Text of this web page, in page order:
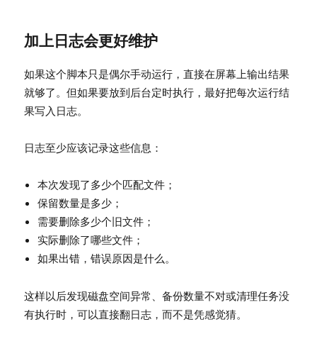
加上日志会更好维护
如果这个脚本只是偶尔手动运行，直接在屏幕上输出结果
就够了。但如果要放到后台定时执行，最好把每次运行结
果写入日志。
日志至少应该记录这些信息：
本次发现了多少个匹配文件；
保留数量是多少；
需要删除多少个旧文件；
实际删除了哪些文件；
如果出错，错误原因是什么。
这样以后发现磁盘空间异常、备份数量不对或清理任务没
有执行时，可以直接翻日志，而不是凭感觉猜。